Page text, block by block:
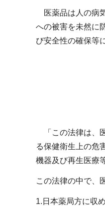
医薬品は人の病
への被害を未然に
び安全性の確保等
「この法律は、
る保健衛生上の危
機器及び再生医療
この法律の中で、
1.日本薬局方に収